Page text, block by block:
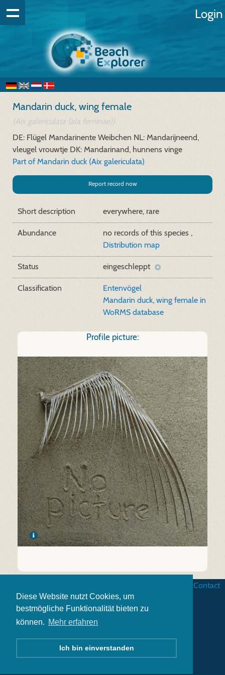
Diese Website nutzt Cookies, um
bestmögliche Funktionalität bieten zu
können. Mehr erfahren
Ich bin einverstanden
Login
Mandarin duck, wing female
(Aix galericulata (ala feminae))
DE: Flügel Mandarinente Weibchen NL: Mandarijneend,
vleugel vrouwtje DK: Mandarinand, hunnens vinge
Part of Mandarin duck (Aix galericulata)
Report record now
Short description everywhere, rare
Abundance
no records of this species ,
Distribution map
Status eingeschleppt
Classification
Entenvögel
Mandarin duck, wing female in
WoRMS database
Profile picture:
Contact